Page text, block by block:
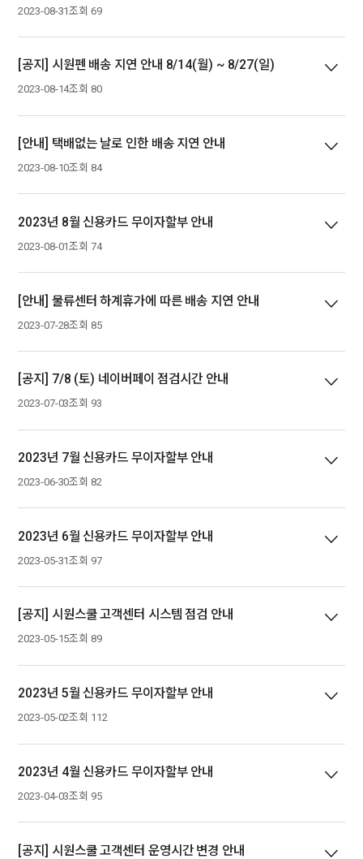
2023-08-31조회 69
[공지] 시원펜 배송 지연 안내 8/14(월) ~ 8/27(일)
2023-08-14조회 80
[안내] 택배없는 날로 인한 배송 지연 안내
2023-08-10조회 84
2023년 8월 신용카드 무이자할부 안내
2023-08-01조회 74
[안내] 물류센터 하계휴가에 따른 배송 지연 안내
2023-07-28조회 85
[공지] 7/8 (토) 네이버페이 점검시간 안내
2023-07-03조회 93
2023년 7월 신용카드 무이자할부 안내
2023-06-30조회 82
2023년 6월 신용카드 무이자할부 안내
2023-05-31조회 97
[공지] 시원스쿨 고객센터 시스템 점검 안내
2023-05-15조회 89
2023년 5월 신용카드 무이자할부 안내
2023-05-02조회 112
2023년 4월 신용카드 무이자할부 안내
2023-04-03조회 95
[공지] 시원스쿨 고객센터 운영시간 변경 안내